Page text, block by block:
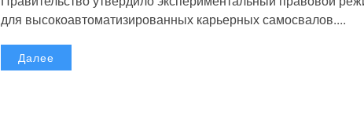
для высокоавтоматизированных карьерных самосвалов....
Далее